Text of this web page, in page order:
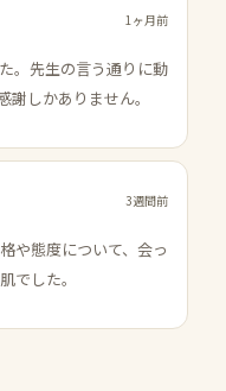
1ヶ月前
。先生の言う通りに動
謝しかありません。
3週間前
や態度について、会っ
でした。